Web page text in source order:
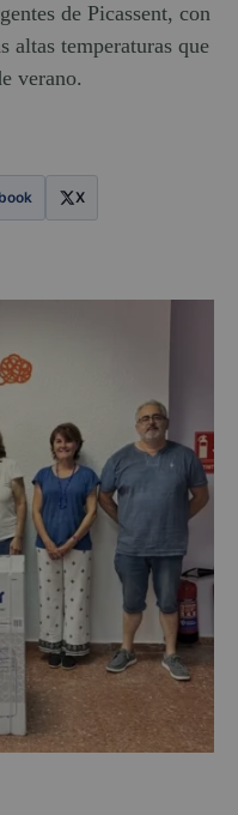
de Picassent, con
altas temperaturas que
verano.
X